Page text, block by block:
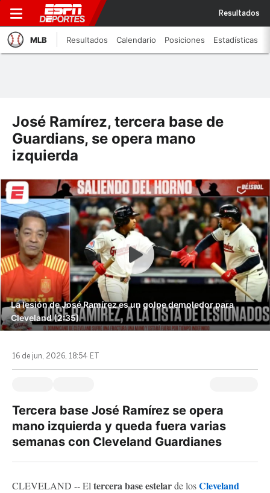
Resultados
MLB Resultados Calendario Posiciones Estadísticas
José Ramírez, tercera base de
Guardians, se opera mano
izquierda
La lesión de José Ramírez es un golpe demoledor para
Cleveland (2:35)
16 de jun, 2026, 18:54 ET
Tercera base José Ramírez se opera
mano izquierda y queda fuera varias
semanas con Cleveland Guardianes
CLEVELAND -- El tercera base estelarde losCleveland